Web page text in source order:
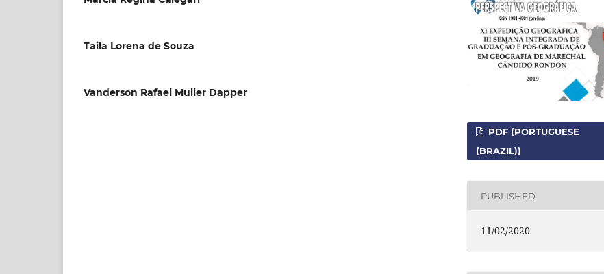
Taila Lorena de Souza
Vanderson Rafael Muller Dapper
PDF (PORTUGUESE
(BRAZIL))
PUBLISHED
11/02/2020